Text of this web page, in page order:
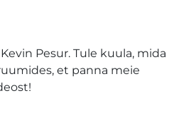
Pesur. Tule kuula, mida
et panna meie